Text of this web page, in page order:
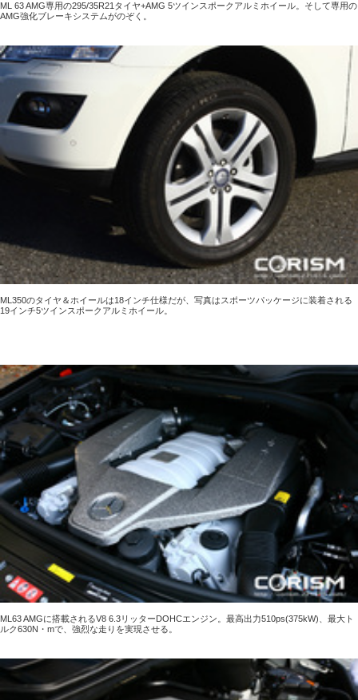
ML 63 AMG専用の295/35R21タイヤ+AMG 5ツインスポークアルミホイール。そして専用の
AMG強化ブレーキシステムがのぞく。
ML350のタイヤ＆ホイールは18インチ仕様だが、写真はスポーツパッケージに装着される
19インチ5ツインスポークアルミホイール。
ML63 AMGに搭載されるV8 6.3リッターDOHCエンジン。最高出力510ps(375kW)、最大ト
ルク630N・mで、強烈な走りを実現させる。